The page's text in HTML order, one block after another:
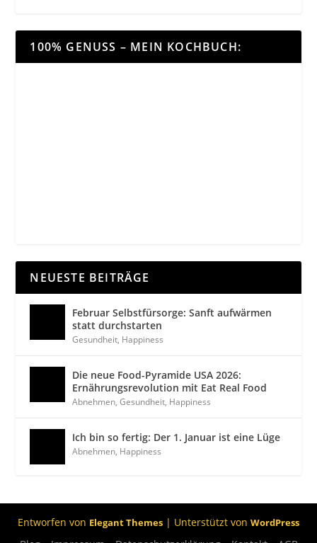
100% GENUSS – MEIN KOCHBUCH:
NEUESTE BEITRÄGE
Februar Selbstfürsorge: Sanft aufwärmen
statt durchstarten
Gesundheit, Happiness
Die neue Food-Pyramide USA 2026:
Ernährungsrevolution mit Eat Real Food
Abnehmen,Gesundheit, Happiness
Ich bin so fertig: Der 1. Januar ist eine Lüge
Abnehmen, Happiness
Entworfen von Elegant Themes | Unterstützt von WordPress